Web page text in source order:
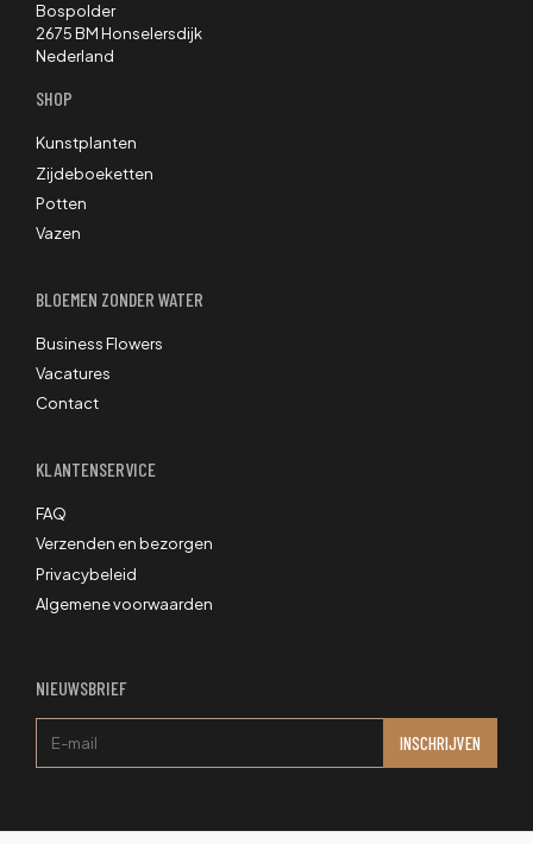
Bospolder
2675 BM Honselersdijk
Nederland
SHOP
Kunstplanten
Zijdeboeketten
Potten
Vazen
BLOEMEN ZONDER WATER
Business Flowers
Vacatures
Contact
KLANTENSERVICE
FAQ
Verzenden en bezorgen
Privacybeleid
Algemene voorwaarden
NIEUWSBRIEF